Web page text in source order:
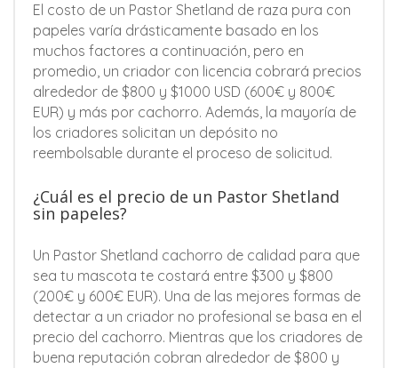
El costo de un Pastor Shetland de raza pura con
papeles varía drásticamente basado en los
muchos factores a continuación, pero en
promedio, un criador con licencia cobrará precios
alrededor de $800 y $1000 USD (600€ y 800€
EUR) y más por cachorro. Además, la mayoría de
los criadores solicitan un depósito no
reembolsable durante el proceso de solicitud.
¿Cuál es el precio de un Pastor Shetland
sin papeles?
Un Pastor Shetland cachorro de calidad para que
sea tu mascota te costará entre $300 y $800
(200€ y 600€ EUR). Una de las mejores formas de
detectar a un criador no profesional se basa en el
precio del cachorro. Mientras que los criadores de
buena reputación cobran alrededor de $800 y